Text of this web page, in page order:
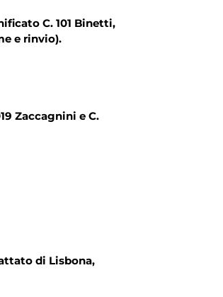
C. 101 Binetti,
e rinvio).
Zaccagnini e C.
di Lisbona,